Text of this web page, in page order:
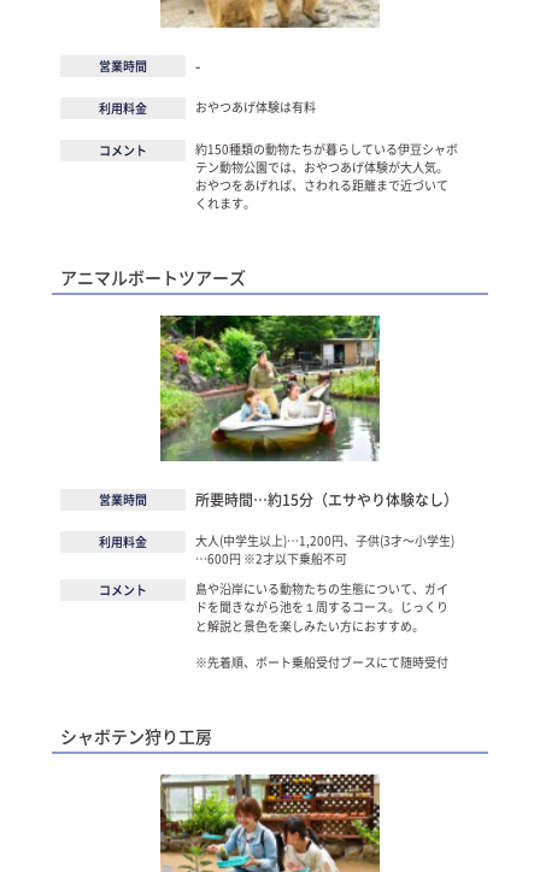
営業時間 -
利用料金 おやつあげ体験は有料
コメント
約150種類の動物たちが暮らしている伊豆シャボ
テン動物公園では、おやつあげ体験が大人気。
おやつをあげれば、さわれる距離まで近づいて
くれます。
アニマルボートツアーズ
営業時間 所要時間…約15分（エサやり体験なし）
利用料金
大人(中学生以上)…1,200円、子供(3才〜小学生)
…600円 ※2才以下乗船不可
コメント
島や沿岸にいる動物たちの生態について、ガイ
ドを聞きながら池を１周するコース。じっくり
と解説と景色を楽しみたい方におすすめ。
※先着順、ボート乗船受付ブースにて随時受付
シャボテン狩り工房